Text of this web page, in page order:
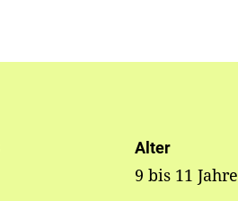
Alter
9 bis 11 Jahre